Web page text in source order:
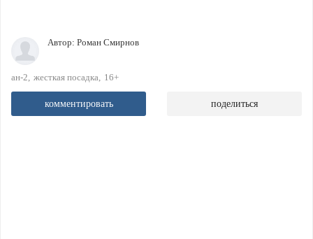
Автор: Роман Смирнов
ан-2 жесткая посадка 16+
комментировать поделиться